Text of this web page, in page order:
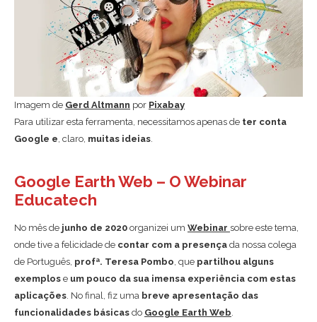
Imagem de Gerd Altmann por Pixabay
Para utilizar esta ferramenta, necessitamos apenas de ter conta
Google e , claro, muitas ideias
Google Earth Web – O Webinar
Educatech
No mês de junho de 2020 organizei um Webinar sobre este tema,
onde tive a felicidade de contar com a presença da nossa colega
de Português, profª. Teresa Pombo , que partilhou alguns
exemplos e um pouco da sua imensa experiência com estas
aplicações . No final, fiz uma breve apresentação das
funcionalidades básicas do Google Earth Web